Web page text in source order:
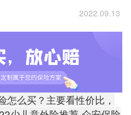
2022.09.13
怎么买？主要看性价比，